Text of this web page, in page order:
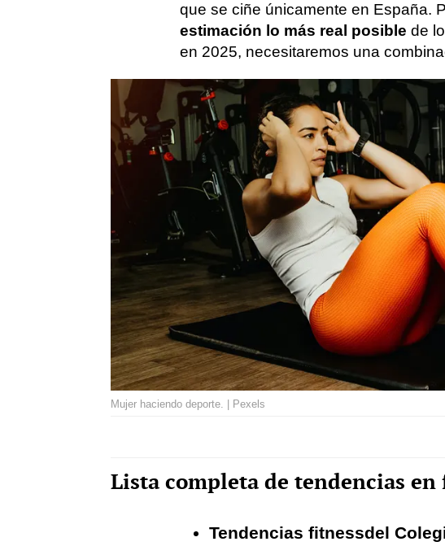
que se ciñe únicamente en España.
estimación lo más real posible de
en 2025, necesitaremos una
Mujer haciendo deporte. | Pexels
Lista completa de tendencias en
Tendencias fitnessdel